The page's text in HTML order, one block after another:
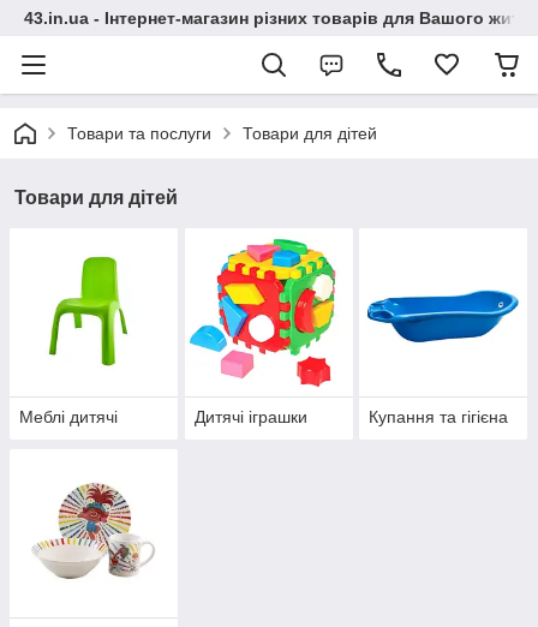
43.in.ua - Інтернет-магазин різних товарів для Вашого
Товари та послуги Товари для дітей
Товари для дітей
Меблі дитячі Дитячі іграшки Купання та гігієна